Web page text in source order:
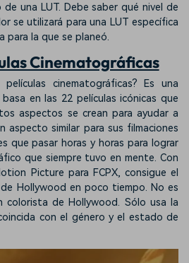
una LUT. Debe saber qué nivel de
se utilizará para una LUT específica
para la que se planeó.
Cinematográficas
cinematográficas? Es una
en las 22 películas icónicas que
aspectos se crean para ayudar a
aspecto similar para sus filmaciones
que pasar horas y horas para lograr
que siempre tuvo en mente. Con
Picture para FCPX, consigue el
Hollywood en poco tiempo. No es
colorista de Hollywood. Sólo usa la
con el género y el estado de